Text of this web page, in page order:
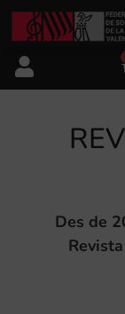
FSMCV
Àrea de gestió
Àrea Artística
Des de